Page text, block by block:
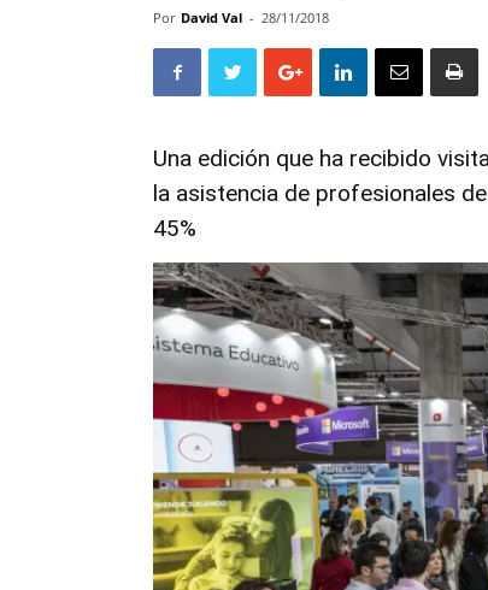
Por David Val - 28/11/2018
Una edición que ha recibido
la asistencia de profesionales
45%